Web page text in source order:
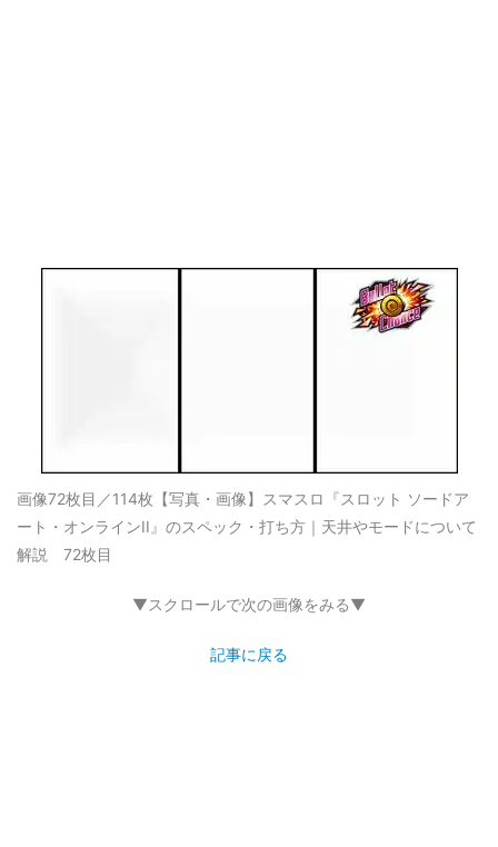
画像72枚目／114枚 【写真・画像】スマスロ『スロット ソードア
ート・オンラインII』のスペック・打ち方｜天井やモードについて
解説 72枚目
▼スクロールで次の画像をみる▼
記事に戻る